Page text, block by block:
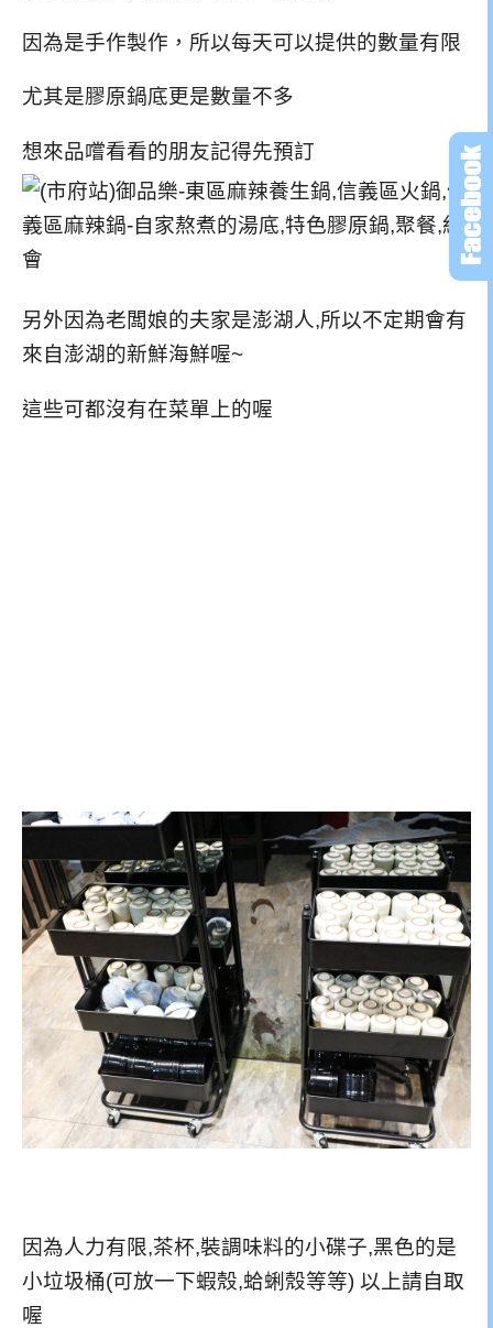
因為是手作製作，所以每天可以提供的數量有限
尤其是膠原鍋底更是數量不多
想來品嚐看看的朋友記得先預訂
另外因為老闆娘的夫家是澎湖人,所以不定期會有
來自澎湖的新鮮海鮮喔~
這些可都沒有在菜單上的喔
因為人力有限,茶杯,裝調味料的小碟子,黑色的是
小垃圾桶(可放一下蝦殼,蛤蜊殼等等) 以上請自取
喔